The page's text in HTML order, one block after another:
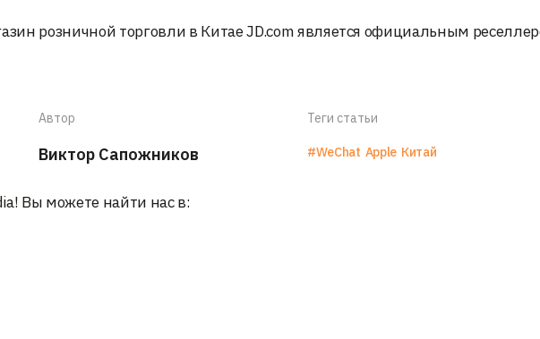
розничной торговли в Китае JD.com является официальным
Автор
Виктор Сапожников
Теги статьи
#WeChat Apple Китай
Вы можете найти нас в: